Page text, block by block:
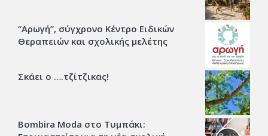
“Αρωγή”, σύγχρονο Κέντρο Ειδικών
Θεραπειών και σχολικής μελέτης
Σκάει ο ….τζίτζικας!
Bombira Moda στο Τυμπάκι: